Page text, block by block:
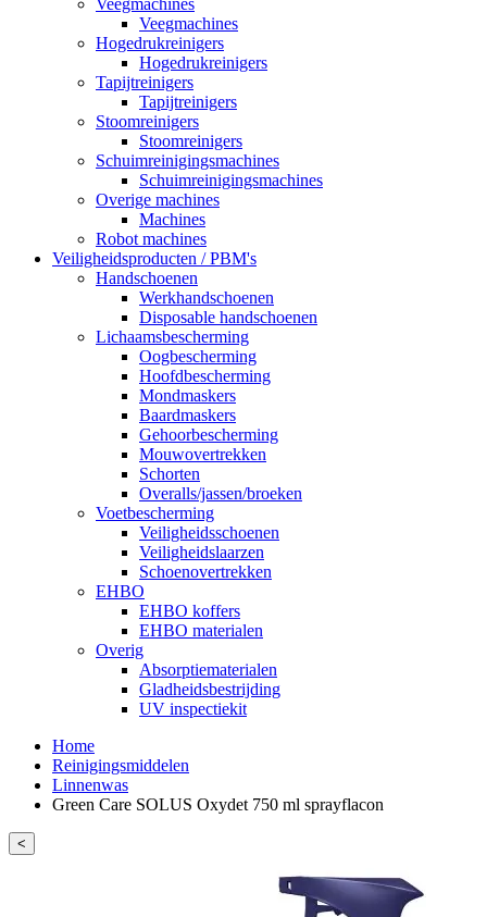
Veegmachines
Hogedrukreinigers
Hogedrukreinigers
Tapijtreinigers
Tapijtreinigers
Stoomreinigers
Stoomreinigers
Schuimreinigingsmachines
Schuimreinigingsmachines
Overige machines
Machines
Robot machines
Veiligheidsproducten / PBM's
Handschoenen
Werkhandschoenen
Disposable handschoenen
Lichaamsbescherming
Oogbescherming
Hoofdbescherming
Mondmaskers
Baardmaskers
Gehoorbescherming
Mouwovertrekken
Schorten
Overalls/jassen/broeken
Voetbescherming
Veiligheidsschoenen
Veiligheidslaarzen
Schoenovertrekken
EHBO
EHBO koffers
EHBO materialen
Overig
Absorptiematerialen
Gladheidsbestrijding
UV inspectiekit
Home
Reinigingsmiddelen
Linnenwas
Green Care SOLUS Oxydet 750 ml sprayflacon
<